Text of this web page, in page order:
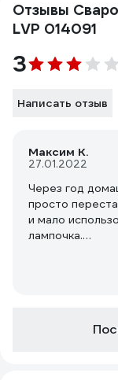
Отзывы
LVP 014091
3
Написать отзыв
Максим К.
27.01.2022
Через год
просто перестал включаться(не
и мало
лампочка.